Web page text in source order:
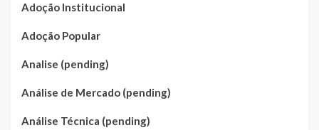
Adoção Institucional
Adoção Popular
Analise (pending)
Análise de Mercado (pending)
Análise Técnica (pending)